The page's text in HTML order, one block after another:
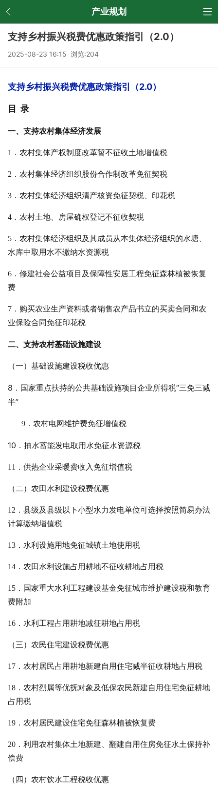
产业规划
支持乡村振兴税费优惠政策指引（2.0）
2025-08-23 16:15 浏览:204
支持乡村振兴税费优惠政策指引（2.0）
目 录
一、支持农村集体经济发展
1．农村集体产权制度改革暂不征收土地增值税
2．农村集体经济组织股份合作制改革免征契税
3．农村集体经济组织清产核资免征契税、印花税
4．农村土地、房屋确权登记不征收契税
5．农村集体经济组织及其成员从本集体经济组织的水塘、
水库中取用水不缴纳水资源税
6．修建社会公益项目及保障性安居工程免征森林植被恢复
费
7．购买农业生产资料或者销售农产品书立的买卖合同和农
业保险合同免征印花税
二、支持农村基础设施建设
（一）基础设施建设税收优惠
8．国家重点扶持的公共基础设施项目企业所得税“三免三减
半”
9．农村电网维护费免征增值税
10． 抽水蓄能发电取用水免征水资源税
11．供热企业采暖费收入免征增值税
（二）农田水利建设税费优惠
12．县级及县级以下小型水力发电单位可选择按照简易办法
计算缴纳增值税
13．水利设施用地免征城镇土地使用税
14．农田水利设施占用耕地不征收耕地占用税
15．国家重大水利工程建设基金免征城市维护建设税和教育
费附加
16．水利工程占用耕地减征耕地占用税
（三）农民住宅建设税费优惠
17．农村居民占用耕地新建自用住宅减半征收耕地占用税
18．农村烈属等优抚对象及低保农民新建自用住宅免征耕地
占用税
19．农村居民建设住宅免征森林植被恢复费
20．利用农村集体土地新建、翻建自用住房免征水土保持补
偿费
（四）农村饮水工程税收优惠